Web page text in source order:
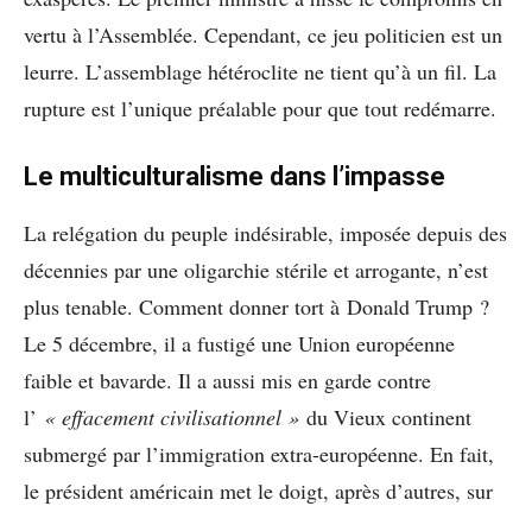
vertu à l’Assemblée. Cependant, ce jeu politicien est un
leurre. L’assemblage hétéroclite ne tient qu’à un fil. La
rupture est l’unique préalable pour que tout redémarre.
Le multiculturalisme dans l’impasse
La relégation du peuple indésirable, imposée depuis des
décennies par une oligarchie stérile et arrogante, n’est
plus tenable. Comment donner tort à Donald Trump ?
Le 5 décembre, il a fustigé une Union européenne
faible et bavarde. Il a aussi mis en garde contre
l’ « effacement civilisationnel » du Vieux continent
submergé par l’immigration extra-européenne. En fait,
le président américain met le doigt, après d’autres, sur